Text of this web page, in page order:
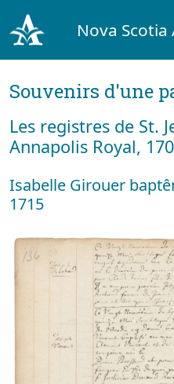
Nova Scotia
Souvenirs d'une
Les registres de St.
Annapolis Royal,
Isabelle Girouer
1715